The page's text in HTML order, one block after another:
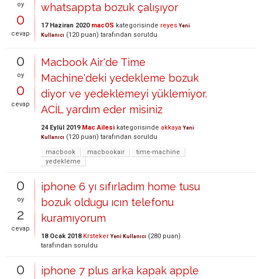
oy
0
cevap
whatsappta bozuk çalışıyor
17 Haziran 2020 macOS kategorisinde reyes Yeni
Kullanıcı (120 puan) tarafından soruldu
0
oy
0
cevap
Macbook Air'de Time
Machine'deki yedekleme bozuk
diyor ve yedeklemeyi yüklemiyor.
ACİL yardım eder misiniz
24 Eylül 2019 Mac Ailesi kategorisinde akkaya Yeni
Kullanıcı (120 puan) tarafından soruldu
macbook
macbookair
time-machine
yedekleme
0
oy
2
cevap
iphone 6 yı sıfırladım home tusu
bozuk oldugu ıcın telefonu
kuramıyorum
18 Ocak 2018 Krsteker Yeni Kullanıcı (280 puan)
tarafından soruldu
0
iphone 7 plus arka kapak apple